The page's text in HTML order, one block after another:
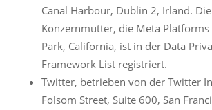
Canal Harbour, Dublin 2, Irland. Die
Konzernmutter, die Meta Platforms
Park, California, ist in der Data
Framework List registriert.
Twitter, betrieben von der Twitter
Folsom Street, Suite 600, San